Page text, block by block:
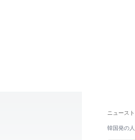
ニュース
韓国発の